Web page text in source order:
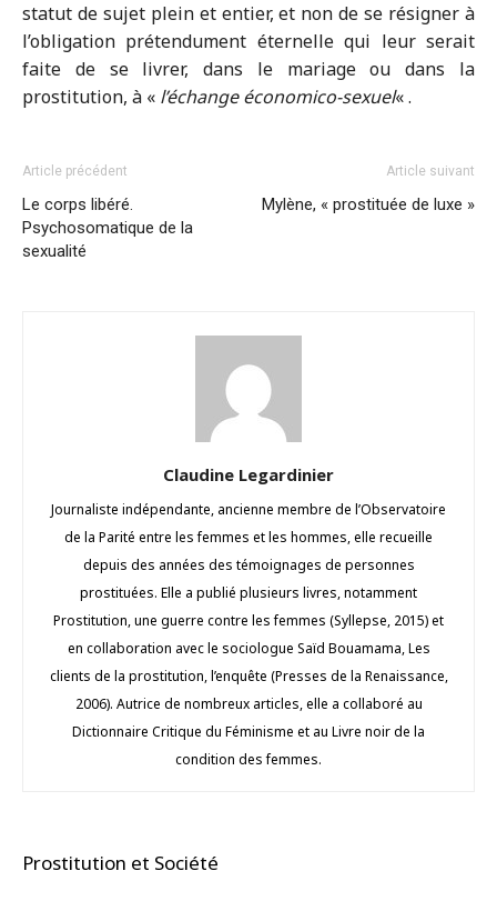
statut de sujet plein et entier, et non de se résigner à
l’obligation prétendument éternelle qui leur serait
faite de se livrer, dans le mariage ou dans la
prostitution, à « l’échange économico-sexuel« .
Article précédent
Le corps libéré.
Psychosomatique de la
sexualité
Article suivant
Mylène, « prostituée de luxe »
Claudine Legardinier
Journaliste indépendante, ancienne membre de l’Observatoire
de la Parité entre les femmes et les hommes, elle recueille
depuis des années des témoignages de personnes
prostituées. Elle a publié plusieurs livres, notamment
Prostitution, une guerre contre les femmes (Syllepse, 2015) et
en collaboration avec le sociologue Saïd Bouamama, Les
clients de la prostitution, l’enquête (Presses de la Renaissance,
2006). Autrice de nombreux articles, elle a collaboré au
Dictionnaire Critique du Féminisme et au Livre noir de la
condition des femmes.
Prostitution et Société